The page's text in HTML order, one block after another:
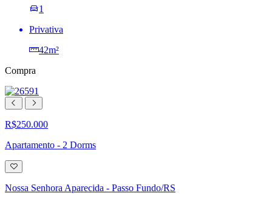
1
Privativa
42m²
Compra
R$250.000
Apartamento - 2 Dorms
Adicionar
à
lista
de
Nossa Senhora Aparecida - Passo Fundo/RS